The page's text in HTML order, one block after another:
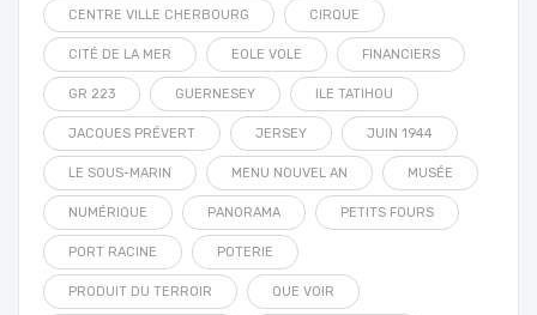
CENTRE VILLE CHERBOURG CIRQUE
CITÉ DE LA MER EOLE VOLE FINANCIERS
GR 223 GUERNESEY ILE TATIHOU
JACQUES PRÉVERT JERSEY JUIN 1944
LE SOUS-MARIN MENU NOUVEL AN MUSÉE
NUMÉRIQUE PANORAMA PETITS FOURS
PORT RACINE POTERIE
PRODUIT DU TERROIR QUE VOIR